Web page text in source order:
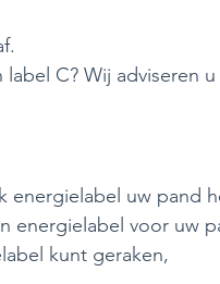
C? Wij adviseren
energielabel uw pand
energielabel voor uw
kunt geraken,